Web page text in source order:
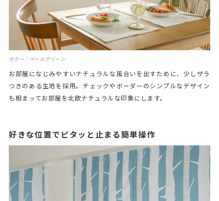
カラー：ペールグリーン
お部屋になじみやすいナチュラルな風合いを出すために、少しザラ
つきのある生地を採用。チェックやボーダーのシンプルなデザイン
も相まってお部屋を北欧ナチュラルな印象にします。
好きな位置でピタッと止まる簡単操作